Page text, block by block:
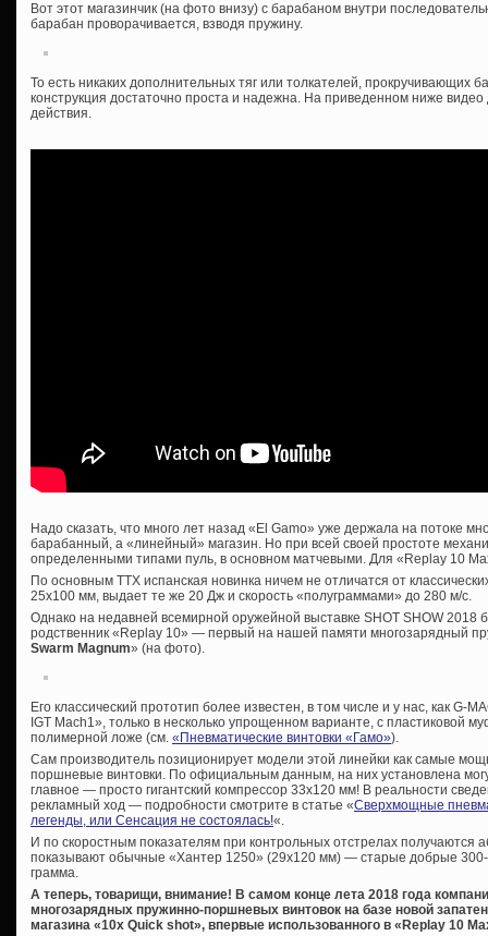
Вот этот магазинчик (на фото внизу) с барабаном внутри
барабан проворачивается, взводя пружину.
То есть никаких дополнительных тяг или толкателей, прокручивающих
конструкция достаточно проста и надежна. На приведенном ниже
действия.
Надо сказать, что много лет назад «El Gamo» уже держала на потоке
барабанный, а «линейный» магазин. Но при всей своей простоте
определенными типами пуль, в основном матчевыми. Для «Replay 10
По основным ТТХ испанская новинка ничем не отличатся от
25х100 мм, выдает те же 20 Дж и скорость «полуграммами» до 280 м/с.
Однако на недавней всемирной оружейной выставке SHOT SHOW 2018
родственник «Replay 10» — первый на нашей памяти многозарядный
Swarm Magnum» (на фото).
Его классический прототип более известен, в том числе и у нас, как G-
IGT Mach1», только в несколько упрощенном варианте, с пластиковой
полимерной ложе (см. «Пневматические винтовки «Гамо»).
Сам производитель позиционирует модели этой линейки как самые
поршневые винтовки. По официальным данным, на них установлена
главное — просто гигантский компрессор 33х120 мм! В реальности
рекламный ход — подробности смотрите в статье «Сверхмощные
легенды, или Сенсация не состоялась!«.
И по скоростным показателям при контрольных отстрелах получаются
показывают обычные «Хантер 1250» (29х120 мм) — старые добрые
грамма.
А теперь, товарищи, внимание! В самом конце лета 2018 года
многозарядных пружинно-поршневых винтовок на базе новой
магазина «10x Quick shot», впервые использованного в «Replay 10